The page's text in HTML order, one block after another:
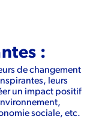
:
de changement
leurs
un impact positif
sociale, etc.